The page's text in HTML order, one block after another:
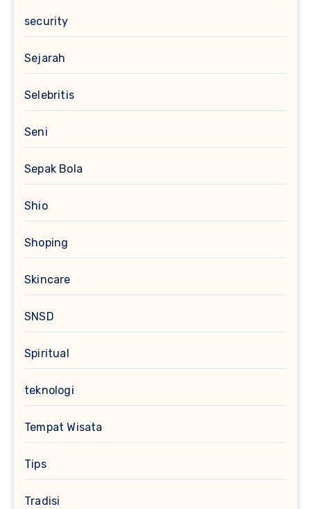
security
Sejarah
Selebritis
Seni
Sepak Bola
Shio
Shoping
Skincare
SNSD
Spiritual
teknologi
Tempat Wisata
Tips
Tradisi